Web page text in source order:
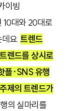
이빙
10대와 20대로
데요.트렌드
렌드를 상시로
플·SNS 유행
제의 트렌드가
의 실마리를